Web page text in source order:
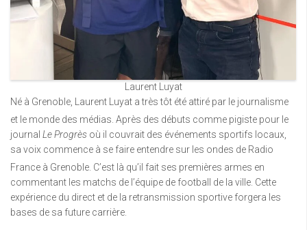
Laurent Luyat
Né à Grenoble, Laurent Luyat a très tôt été attiré par le journalisme
et le monde des médias. Après des débuts comme pigiste pour le
journal Le Progrès où il couvrait des événements sportifs locaux,
sa voix commence à se faire entendre sur les ondes de Radio
France à Grenoble. C’est là qu’il fait ses premières armes en
commentant les matchs de l’équipe de football de la ville. Cette
expérience du direct et de la retransmission sportive forgera les
bases de sa future carrière.